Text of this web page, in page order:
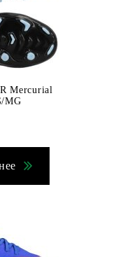
Mercurial
MG